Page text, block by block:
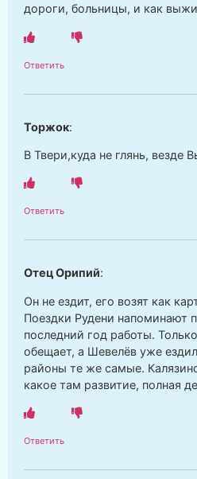
дороги, больницы, и как
Ответить
Торжок:
В Твери,куда не глянь, везде
Ответить
Отец Орипий:
Он не ездит, его возят как
Поездки Рудени напоминают
последний год работы.
обещает, а Шевелёв уже
районы те же самые.
какое там развитие, полная
Ответить